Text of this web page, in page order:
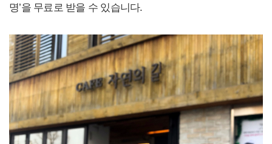
명’을 무료로 받을 수 있습니다.